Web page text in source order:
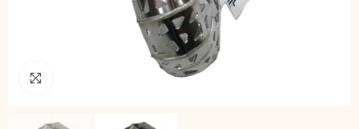
Pincha para agrandar